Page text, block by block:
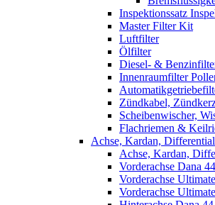
Inspektionssatz
Master Filter Kit
Luftfilter
Ölfilter
Diesel- &
Innenraumfilter
Zündkabel,
Scheibenwischer,
Flachriemen &
Achse, Kardan, Differential
Achse, Kardan,
Vorderachse Dana
Vorderachse
Vorderachse